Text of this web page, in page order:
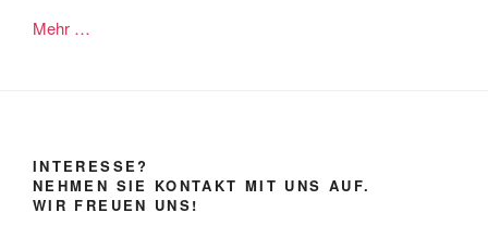
Mehr …
INTERESSE?
NEHMEN SIE KONTAKT MIT UNS AUF.
WIR FREUEN UNS!